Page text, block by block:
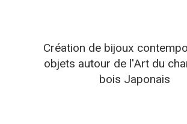
Création de bijoux
objets autour de l'Art du
bois Japonais